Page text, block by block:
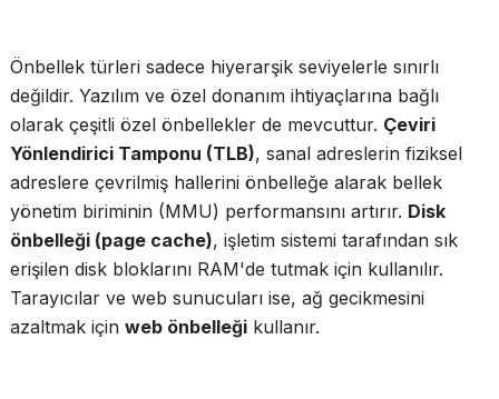
Önbellek türleri sadece hiyerarşik seviyelerle sınırlı
değildir. Yazılım ve özel donanım ihtiyaçlarına bağlı
olarak çeşitli özel önbellekler de mevcuttur. Çeviri
Yönlendirici Tamponu (TLB), sanal adreslerin fiziksel
adreslere çevrilmiş hallerini önbelleğe alarak bellek
yönetim biriminin (MMU) performansını artırır. Disk
önbelleği (page cache), işletim sistemi tarafından sık
erişilen disk bloklarını RAM'de tutmak için kullanılır.
Tarayıcılar ve web sunucuları ise, ağ gecikmesini
azaltmak için web önbelleği kullanır.